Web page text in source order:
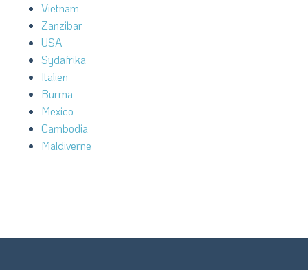
Vietnam
Zanzibar
USA
Sydafrika
Italien
Burma
Mexico
Cambodia
Maldiverne